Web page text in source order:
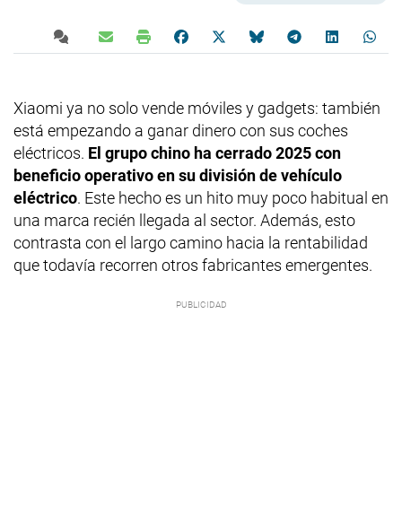
Xiaomi ya no solo vende móviles y gadgets: también
está empezando a ganar dinero con sus coches
eléctricos. El grupo chino ha cerrado 2025 con
beneficio operativo en su división de vehículo
eléctrico. Este hecho es un hito muy poco habitual en
una marca recién llegada al sector. Además, esto
contrasta con el largo camino hacia la rentabilidad
que todavía recorren otros fabricantes emergentes.